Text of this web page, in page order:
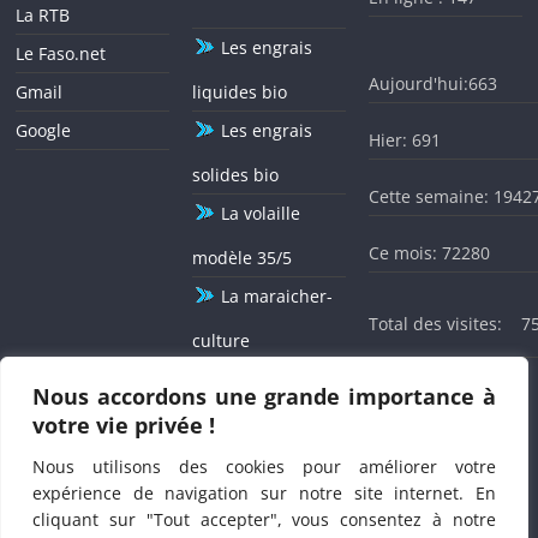
Nous accordons une grande importance à
votre vie privée !
Nous utilisons des cookies pour améliorer votre
expérience de navigation sur notre site internet. En
cliquant sur "Tout accepter", vous consentez à notre
treizième édition, l’objectif global de cette enquête est
d’évaluer la situation nutritionnelle des enfants âgés de 0 à 59
mois, des adolescentes de 10-14 ans, des femmes en âge de
procréer de 15 à 49 ans et la mortalité rétrospective dans la
population au Burkina Faso. Pour le déroulement de la
façon électronique, les populations se trouvant dans les
ménages sélectionnés seront soumises durant l’enquête à la
vitamine A, de déparasitant, au test d’iode, à la recherche
Le XXXII ème Basga du Président de BELWET célébré sous le
signe de la solidarité agissante
La RTB
Le Faso.net
Gmail
Google
Les engrais
liquides bio
Les engrais
solides bio
La volaille
modèle 35/5
La maraicher-
culture
12 mois / 12
Aujourd'hui:663
Hier: 691
Cette semaine:
Ce mois: 72280
Total des visites: